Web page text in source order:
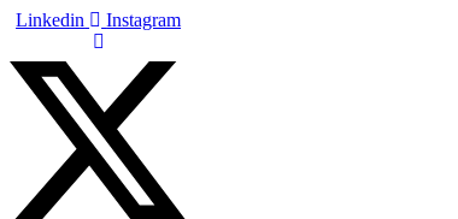
Skip
content
Linkedin Instagram